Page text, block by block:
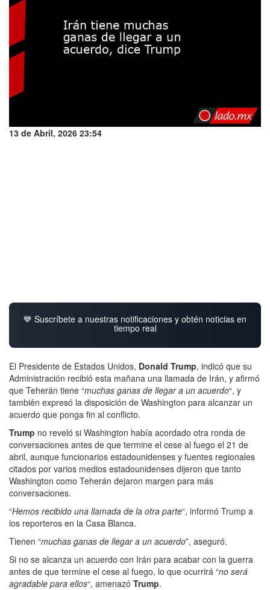
13 de Abril, 2026 23:54
💙 Suscríbete a nuestras notificaciones y obtén noticias en
tiempo real
El Presidente de Estados Unidos, Donald Trump, indicó que su
Administración recibió esta mañana una llamada de Irán, y afirmó
que Teherán tiene “muchas ganas de llegar a un acuerdo“, y
también expresó la disposición de Washington para alcanzar un
acuerdo que ponga fin al conflicto.
Trump no reveló si Washington había acordado otra ronda de
conversaciones antes de que termine el cese al fuego el 21 de
abril, aunque funcionarios estadounidenses y fuentes regionales
citados por varios medios estadounidenses dijeron que tanto
Washington como Teherán dejaron margen para más
conversaciones.
“Hemos recibido una llamada de la otra parte“, informó Trump a
los reporteros en la Casa Blanca.
Tienen “muchas ganas de llegar a un acuerdo”, aseguró.
Si no se alcanza un acuerdo con Irán para acabar con la guerra
antes de que termine el cese al fuego, lo que ocurrirá “no será
agradable para ellos“, amenazó Trump.